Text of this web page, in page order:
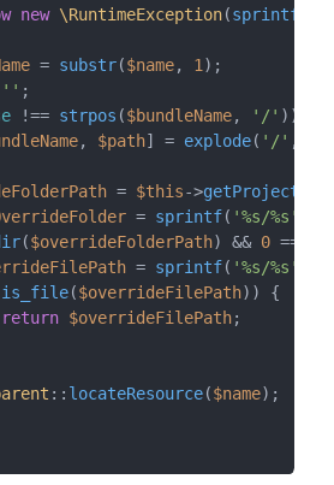
new \RuntimeException(sprintf
= substr($name, 1
''
!== strpos ($bundleName, '/'
, $path] = explode( '/' ,
= $this->getProjectDir
= sprintf( '%s/%s'
($overrideFolderPath) && 0 ===
= sprintf( '%s/%s'
is_file($overrideFilePath
return $overrideFilePath
:: locateResource($name